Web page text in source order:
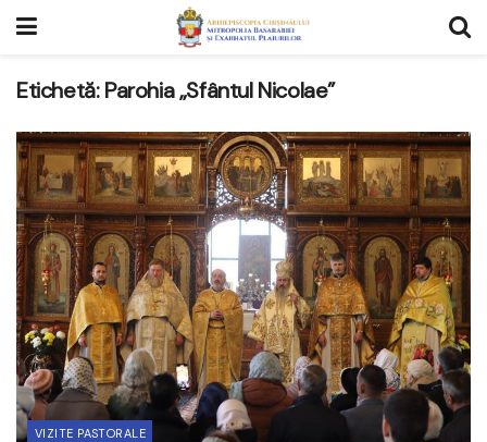
Etichetă:Parohia „Sfântul Nicolae”
VIZITE PASTORALE